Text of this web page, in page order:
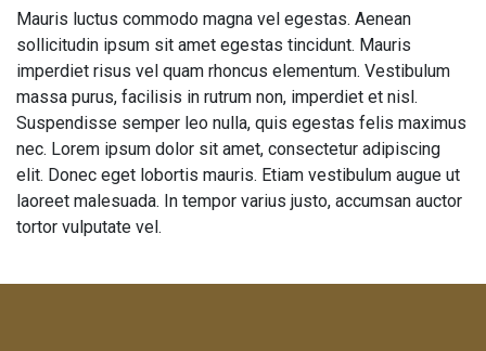
Mauris luctus commodo magna vel egestas. Aenean
sollicitudin ipsum sit amet egestas tincidunt. Mauris
imperdiet risus vel quam rhoncus elementum. Vestibulum
massa purus, facilisis in rutrum non, imperdiet et nisl.
Suspendisse semper leo nulla, quis egestas felis maximus
nec. Lorem ipsum dolor sit amet, consectetur adipiscing
elit. Donec eget lobortis mauris. Etiam vestibulum augue ut
laoreet malesuada. In tempor varius justo, accumsan auctor
tortor vulputate vel.